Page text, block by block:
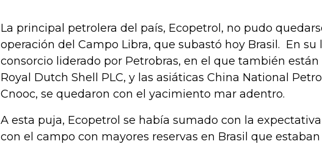
La principal petrolera del país, Ecopetrol, no pudo
operación del Campo Libra, que subastó hoy Brasil. En su
consorcio liderado por Petrobras, en el que también están
Royal Dutch Shell PLC, y las asiáticas China National
Cnooc, se quedaron con el yacimiento mar adentro.
A esta puja, Ecopetrol se había sumado con la
con el campo con mayores reservas en Brasil que